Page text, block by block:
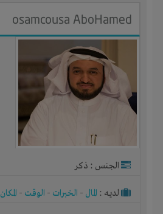
osamcousa AboHamed
الجنس : ذكر
لديـه : المال - الخبرات - الوقت - المكان